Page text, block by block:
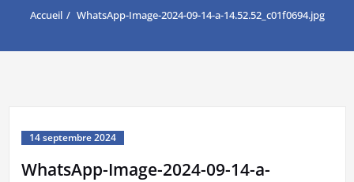
Accueil WhatsApp-Image-2024-09-14-a-14.52.52_c01f0694.jpg
14 septembre 2024
WhatsApp-Image-2024-09-14-a-